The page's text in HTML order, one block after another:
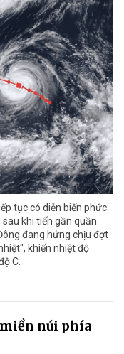
tục có diễn biến phức
khi tiến gần quần
đang hứng chịu đợt
khiến nhiệt độ
C.
núi phía